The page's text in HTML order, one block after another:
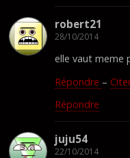
robert21
28/10/2014
elle vaut meme
Répondre –
Répondre
juju54
22/10/2014